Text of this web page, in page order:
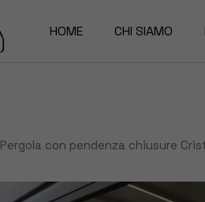
HOME CHI SIAMO
Pergola con pendenza chiusure